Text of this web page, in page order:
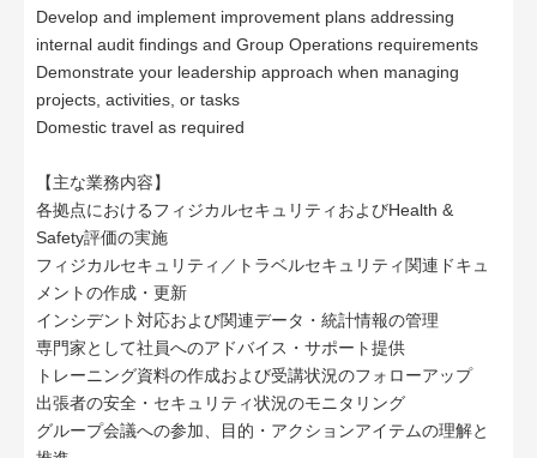
Develop and implement improvement plans addressing
internal audit findings and Group Operations requirements
Demonstrate your leadership approach when managing
projects, activities, or tasks
Domestic travel as required
【主な業務内容】
各拠点におけるフィジカルセキュリティおよびHealth &
Safety評価の実施
フィジカルセキュリティ／トラベルセキュリティ関連ドキュ
メントの作成・更新
インシデント対応および関連データ・統計情報の管理
専門家として社員へのアドバイス・サポート提供
トレーニング資料の作成および受講状況のフォローアップ
出張者の安全・セキュリティ状況のモニタリング
グループ会議への参加、目的・アクションアイテムの理解と